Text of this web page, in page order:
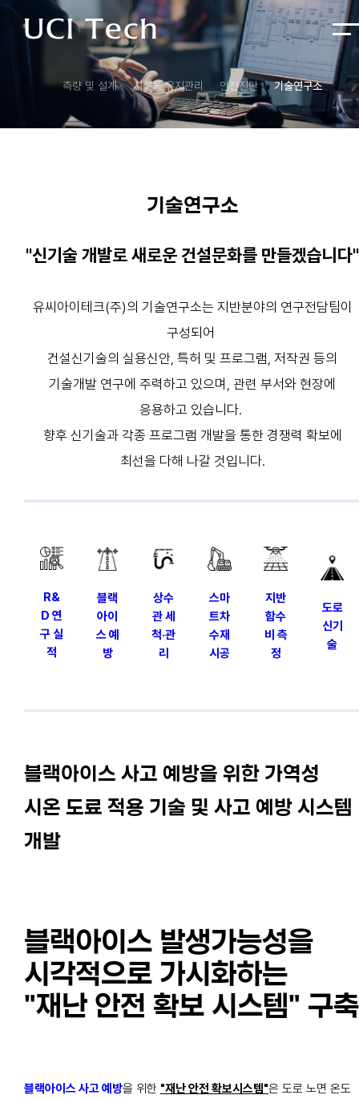
측량 및 설계 시설물 유지관리 안전진단 기술연구소
기술연구소
"신기술 개발로 새로운 건설문화를 만들겠습니다"
유씨아이테크(주)의 기술연구소는 지반분야의 연구전담팀이
구성되어
건설신기술의 실용신안, 특허 및 프로그램, 저작권 등의
기술개발 연구에 주력하고 있으며, 관련 부서와 현장에
응용하고 있습니다.
향후 신기술과 각종 프로그램 개발을 통한 경쟁력 확보에
최선을 다해 나갈 것입니다.
R&
D 연
구 실
적
블랙
아이
스 예
방
상수
관 세
척·관
리
스마
트차
수재
시공
지반
함수
비 측
정
도로
신기
술
블랙아이스 사고 예방을 위한 가역성
시온 도료 적용 기술 및 사고 예방 시스템
개발
블랙아이스 발생가능성을
시각적으로 가시화하는
"재난 안전 확보 시스템" 구축
블랙아이스 사고 예방을 위한 "재난 안전 확보시스템"은 도로 노면 온도